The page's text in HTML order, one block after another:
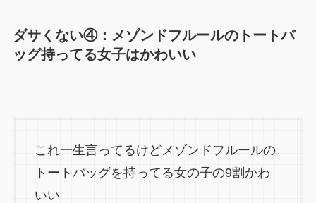
ダサくない④：メゾンドフルールのトートバ
ッグ持ってる女子はかわいい
これ一生言ってるけどメゾンドフルールの
トートバッグを持ってる女の子の9割かわ
いい